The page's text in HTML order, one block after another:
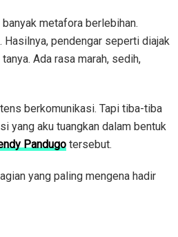
metafora berlebihan.
Hasilnya, pendengar seperti diajak
Ada rasa marah, sedih,
berkomunikasi. Tapi tiba-tiba
yang aku tuangkan dalam bentuk
Pandugo tersebut.
yang paling mengena hadir